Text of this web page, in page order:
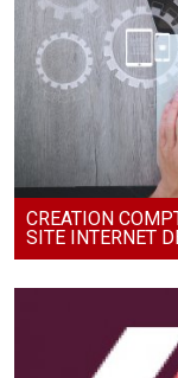
CREATION
SITE INTERNET